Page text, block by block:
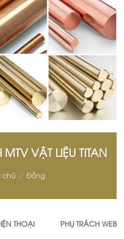
VẬT LIỆU TITAN
chủ / Đồng
THOẠI PHỤ TRÁCH WEB